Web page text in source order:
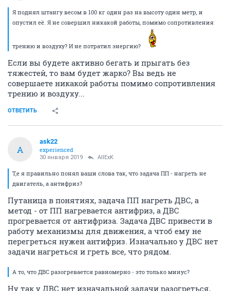
Я поднял штангу весом в 100 кг один раз на высоту один метр, и
опустил её. Я не совершил никакой работы, помимо сопротивления
трению и воздуху? И не потратил энергию?
Если вы будете активно бегать и прыгать без
тяжестей, то вам будет жарко? Вы ведь не
совершаете никакой работы помимо сопротивления
трению и воздуху...
ОТВЕТИТЬ
A
ask22
experienced
30 января 2019 AllExK
Т,е я правильно понял ваши слова так, что задача ПП - нагреть не
двигатель, а антифриз?
Путаница в понятиях, задача ПП нагреть ДВС, а
метод - от ПП нагревается антифриз, а ДВС
прогревается от антифриза. Задача ДВС привести в
работу механизмы для движения, а чтоб ему не
перегреться нужен антифриз. Изначально у ДВС нет
задачи нагреться и греть все, что рядом.
А то, что ДВС разогревается равномерно - это только минус?
Ну так у ДВС нет изначальной задачи разогреться,